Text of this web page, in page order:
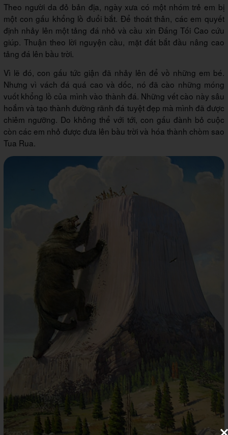
Theo người da đỏ bản địa, ngày xưa có một nhóm trẻ em bị
một con gấu khổng lồ đuổi bắt. Để thoát thân, các em quyết
định nhảy lên một tảng đá nhỏ và cầu xin Đấng Tối Cao cứu
giúp. Thuận theo lời nguyện cầu, mặt đất bắt đầu nâng cao
tảng đá lên bầu trời.
Vì lẽ đó, con gấu tức giận đã nhảy lên để vồ những em bé.
Nhưng vì vách đá quá cao và dốc, nó đã cào những móng
vuốt khổng lồ của mình vào thành đá. Những vết cào này sâu
hoắm và tạo thành đường rãnh đá tuyệt đẹp mà mình đã được
chiêm ngưỡng. Do không thể với tới, con gấu đành bỏ cuộc
còn các em nhỏ được đưa lên bầu trời và hóa thành chòm sao
Tua Rua.